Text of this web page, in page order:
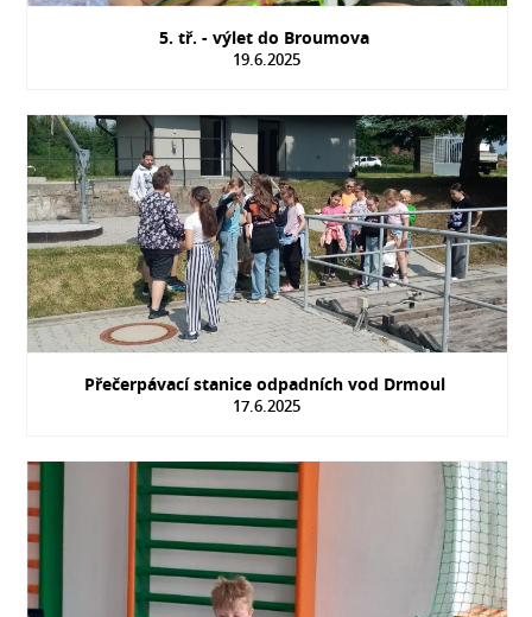
5. tř. - výlet do Broumova
19.6.2025
Přečerpávací stanice odpadních vod Drmoul
17.6.2025